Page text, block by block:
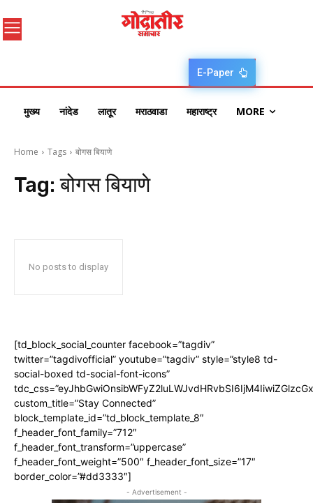
E-Paper
मुख्य नांदेड लातूर मराठवाडा महाराष्ट्र MORE
Home Tags बोगस बियाणे
Tag:बोगस बियाणे
No posts to display
[td_block_social_counter facebook=”tagdiv”
twitter=”tagdivofficial” youtube=”tagdiv” style=”style8 td-
social-boxed td-social-font-icons”
custom_title=”Stay Connected”
block_template_id=”td_block_template_8″
f_header_font_family=”712″
f_header_font_transform=”uppercase”
f_header_font_weight=”500″ f_header_font_size=”17″
border_color=”#dd3333″]
- Advertisement -